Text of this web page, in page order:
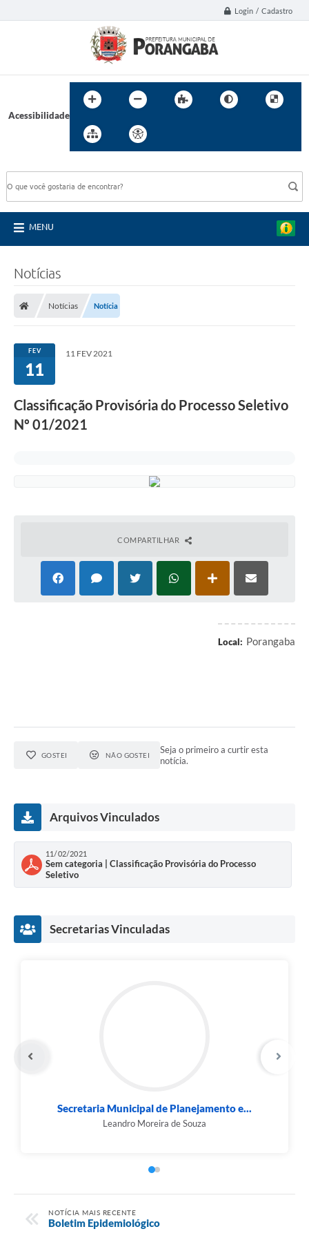
Login / Cadastro
Acessibilidade
MENU
Notícias
Notícias Notícia
FEV
11
11 FEV 2021
Classificação Provisória do Processo Seletivo
Nº 01/2021
COMPARTILHAR
Local: Porangaba
GOSTEI NÃO GOSTEI
Seja o primeiro a curtir esta
notícia.
Arquivos Vinculados
11/02/2021
Sem categoria | Classificação Provisória do Processo
Seletivo
Secretarias Vinculadas
Secretaria Municipal de Planejamento e...
Leandro Moreira de Souza
NOTÍCIA MAIS RECENTE
Boletim Epidemiológico